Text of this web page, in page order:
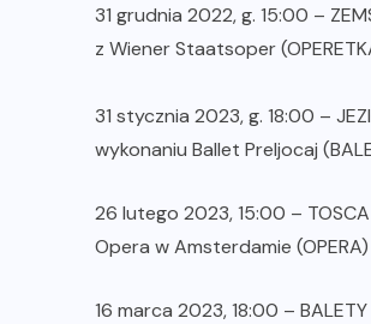
31 grudnia 2022, g. 15:00 –
z Wiener Staatsoper
31 stycznia 2023, g. 18:00 –
wykonaniu Ballet Preljocaj
26 lutego 2023, 15:00 –
Opera w Amsterdamie (OPERA)
16 marca 2023, 18:00 – BALETY